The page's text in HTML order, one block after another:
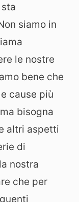
siamo in
le nostre
bene che
cause più
bisogna
altri aspetti
di
nostra
che per